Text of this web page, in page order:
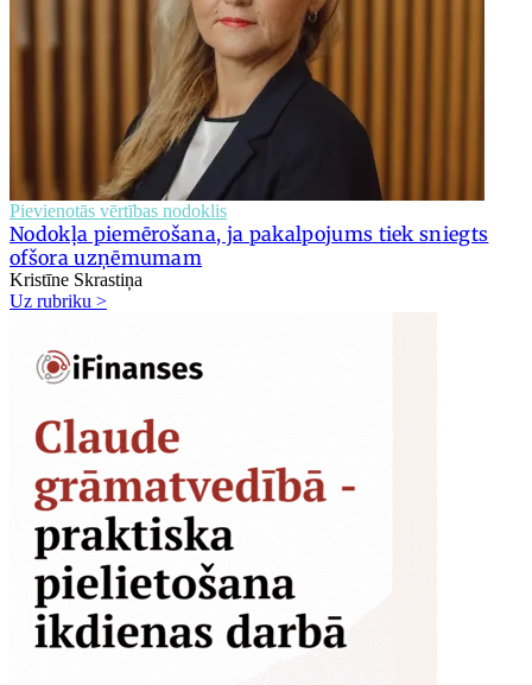
Pievienotās vērtības nodoklis
Nodokļa piemērošana, ja pakalpojums tiek sniegts
ofšora uzņēmumam
Kristīne Skrastiņa
Uz rubriku >